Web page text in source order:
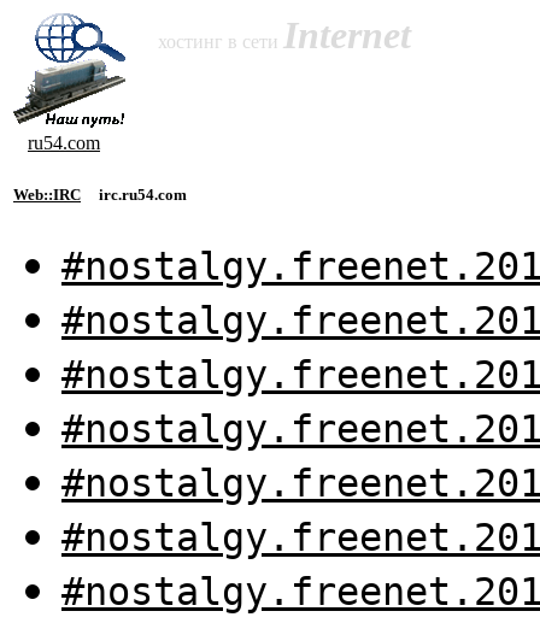
хостинг в сети Internet
ru54.com
Web::IRC irc.ru54.com